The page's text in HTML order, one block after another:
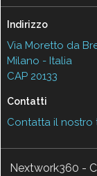
Indirizzo
Via Moretto da
Milano - Italia
CAP 20133
Contatti
Contatta il nostro
Nextwork360 -